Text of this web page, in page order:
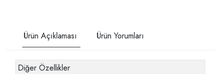
Ürün Açıklaması Ürün Yorumları
Diğer Özellikler